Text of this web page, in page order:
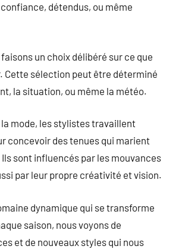
détendus, ou même
un choix délibéré sur ce que
Cette sélection peut être déterminé
la situation, ou même la météo.
la mode, les stylistes travaillent
concevoir des tenues qui marient
Ils sont influencés par les mouvances
par leur propre créativité et vision.
dynamique qui se transforme
saison, nous voyons de
et de nouveaux styles qui nous